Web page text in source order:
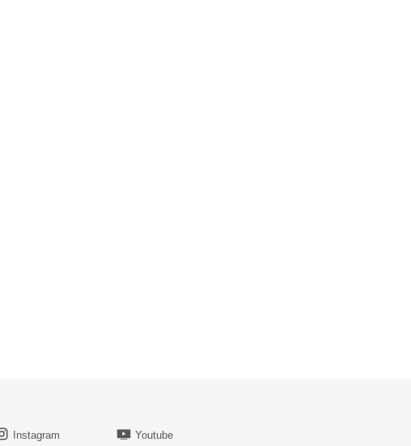
Instagram Youtube